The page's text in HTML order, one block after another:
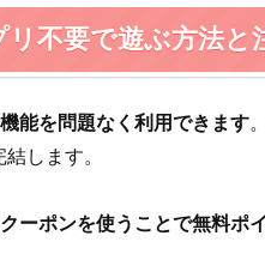
不要で遊ぶ方法と
能を問題なく利用できます
します。
ーポンを使うことで無料ポ